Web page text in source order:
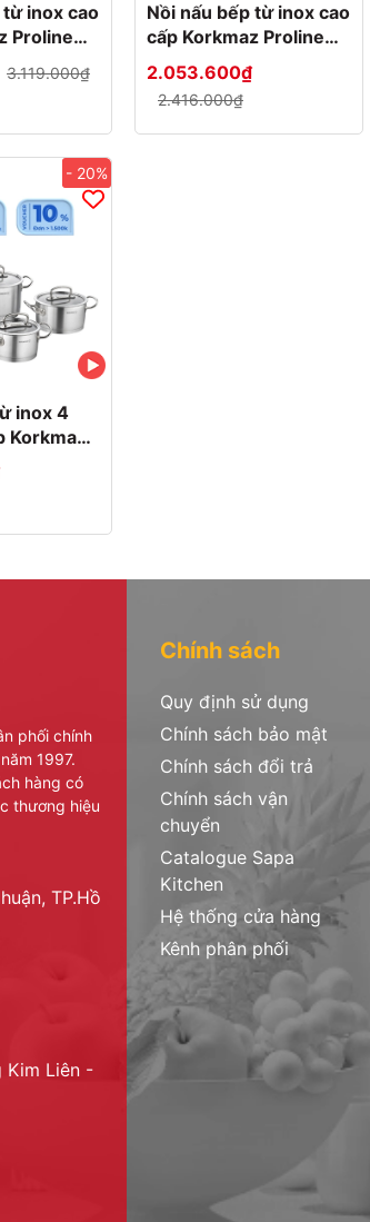
từ inox cao
Proline
-
A1170
3.119.000₫
Nồi nấu bếp từ inox cao
cấp Korkmaz Proline
2.7 lít thân cao -
2.053.600₫
2.416.000₫
- 20%
inox 4
Korkmaz
2L, 4L,
phối chính
1997.
hàng có
thương hiệu
TP.Hồ
Kim Liên -
Chính sách
Quy định sử dụng
Chính sách bảo mật
Chính sách đổi trả
Chính sách vận
chuyển
Catalogue Sapa
Kitchen
Hệ thống cửa hàng
Kênh phân phối